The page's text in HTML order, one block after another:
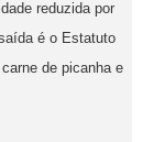
reduzida por
é o Estatuto
de picanha e